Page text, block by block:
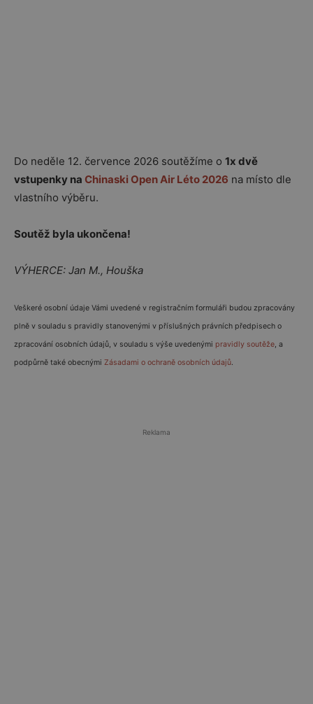
Do neděle 12. července 2026 soutěžíme o 1x dvě
vstupenky na Chinaski Open Air Léto 2026 na místo dle
vlastního výběru.
Soutěž byla ukončena!
VÝHERCE: Jan M., Houška
Veškeré osobní údaje Vámi uvedené v registračním formuláři budou zpracovány
plně v souladu s pravidly stanovenými v příslušných právních předpisech o
zpracování osobních údajů, v souladu s výše uvedenými pravidly soutěže, a
podpůrně také obecnými Zásadami o ochraně osobních údajů.
Reklama